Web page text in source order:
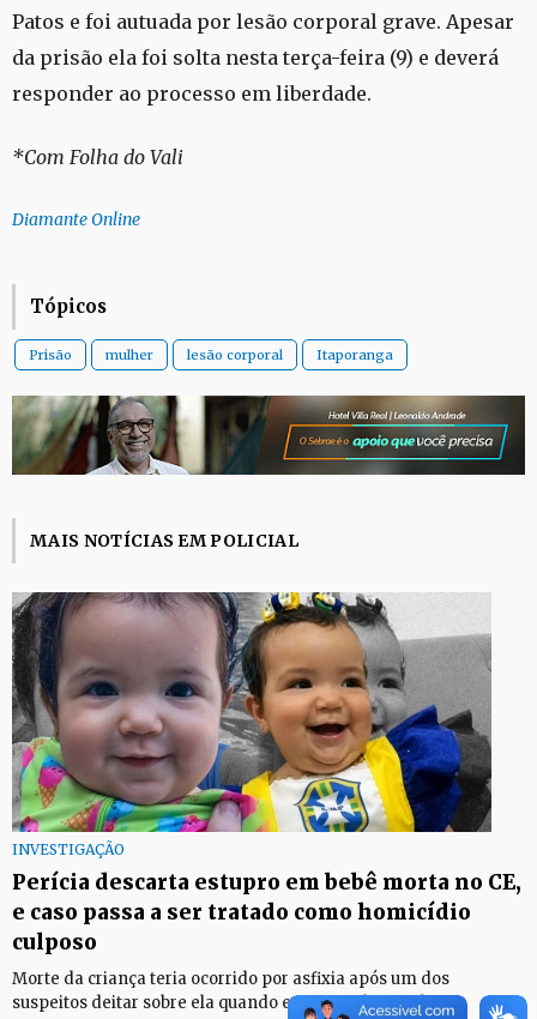
Patos e foi autuada por lesão corporal grave. Apesar
da prisão ela foi solta nesta terça-feira (9) e deverá
responder ao processo em liberdade.
*Com Folha do Vali
Diamante Online
Tópicos
Prisão mulher lesão corporal Itaporanga
MAIS NOTÍCIAS EM POLICIAL
INVESTIGAÇÃO
Perícia descarta estupro em bebê morta no CE,
e caso passa a ser tratado como homicídio
culposo
Morte da criança teria ocorrido por asfixia após um dos
suspeitos deitar sobre ela quando estava embriagado.